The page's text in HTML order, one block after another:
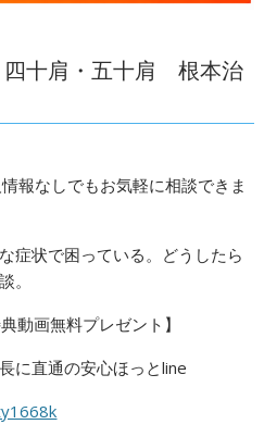
十肩・五十肩 根本治
報なしでもお気軽に相談できま
症状で困っている。どうしたら
。
動画無料プレゼント】
直通の安心ほっとline